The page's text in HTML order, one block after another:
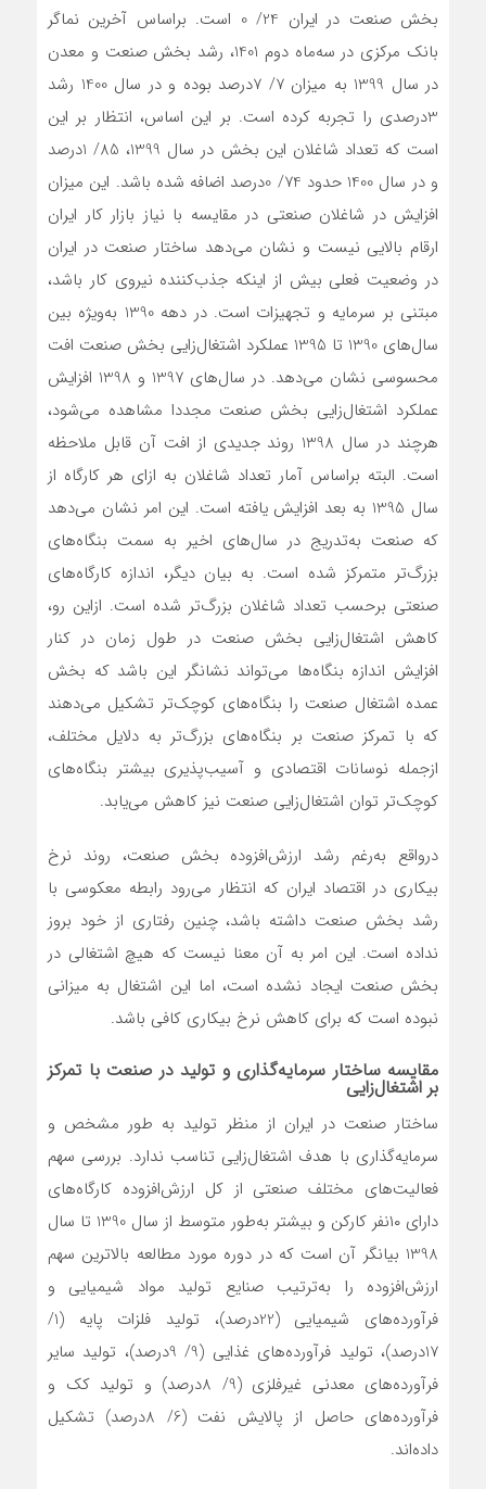
بخش صنعت در ایران 24/ 0 است. براساس آخرین نماگر
بانک مرکزی در سه‌ماه دوم 1401، رشد بخش صنعت و معدن
در سال 1399 به میزان 7/ 7‌درصد بوده و در سال 1400 رشد
3درصدی را تجربه کرده است. بر این اساس، انتظار بر این
است که تعداد شاغلان این بخش در سال 1399، 85/ 1‌درصد
و در سال 1400 حدود 74/ 0‌درصد اضافه شده باشد. این میزان
افزایش در شاغلان صنعتی در مقایسه با نیاز بازار کار ایران
ارقام بالایی نیست و نشان می‌دهد ساختار صنعت در ایران
در وضعیت فعلی بیش از اینکه جذب‌کننده نیروی کار باشد،
مبتنی بر سرمایه و تجهیزات است. در دهه 1390 به‌‌‌ویژه بین
سال‌های 1390 تا 1395 عملکرد اشتغال‌زایی بخش صنعت افت
محسوسی نشان می‌دهد. در سال‌های 1397 و 1398 افزایش
عملکرد اشتغال‌زایی بخش صنعت مجددا مشاهده می‌شود،
هرچند در سال 1398 روند جدیدی از افت آن قابل ملاحظه
است. البته براساس آمار تعداد شاغلان به ازای هر کارگاه از
سال 1395 به بعد افزایش یافته است. این امر نشان می‌دهد
که صنعت به‌تدریج در سال‌های اخیر به سمت بنگاه‌های
بزرگ‌تر متمرکز شده است. به بیان دیگر، اندازه کارگاه‌‌‌های
صنعتی برحسب تعداد شاغلان بزرگ‌تر شده است. ازاین رو،
کاهش اشتغال‌زایی بخش صنعت در طول زمان در کنار
افزایش اندازه بنگاه‌‌‌ها می‌‌‌تواند نشانگر این باشد که بخش
عمده اشتغال صنعت را بنگاه‌‌‌های کوچک‌تر تشکیل می‌دهند
که با تمرکز صنعت بر بنگاه‌‌‌های بزرگ‌تر به دلایل مختلف،
ازجمله نوسانات اقتصادی و آسیب‌پذیری بیشتر بنگاه‌‌‌های
کوچک‌تر توان اشتغال‌زایی صنعت نیز کاهش می‌یابد.
درواقع به‌‌‌رغم رشد ارزش‌‌‌افزوده بخش صنعت، روند نرخ
بیکاری در اقتصاد ایران که انتظار می‌رود رابطه معکوسی با
رشد بخش صنعت داشته باشد، چنین رفتاری از خود بروز
نداده است. این امر به آن معنا نیست که هیچ اشتغالی در
بخش صنعت ایجاد نشده است، اما این اشتغال به میزانی
نبوده است که برای کاهش نرخ بیکاری کافی باشد.
مقایسه ساختار سرمایه‌گذاری و تولید در صنعت با تمرکز
بر اشتغال‌زایی
ساختار صنعت در ایران از منظر تولید به طور مشخص و
سرمایه‌گذاری با هدف اشتغال‌زایی تناسب ندارد. بررسی سهم
فعالیت‌‌‌های مختلف صنعتی از کل ارزش‌افزوده کارگاه‌‌‌های
دارای ۱۰نفر کارکن و بیشتر به‌‌‌طور متوسط از سال 1390 تا سال
1398 بیانگر آن است که در دوره مورد مطالعه بالاترین سهم
ارزش‌افزوده را به‌‌‌ترتیب صنایع تولید مواد شیمیایی و
فرآورده‌‌‌های شیمیایی (22درصد)، تولید فلزات پایه (1/
17درصد)، تولید فرآورده‌های غذایی (9/ 9درصد)، تولید سایر
فرآورده‌های معدنی غیرفلزی (9/ 8درصد) و تولید کک و
فرآورده‌‌‌های حاصل از پالایش نفت (6/ 8درصد) تشکیل
داده‌‌‌اند.